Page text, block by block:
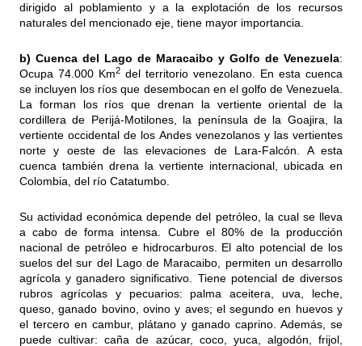
dirigido al poblamiento y a la explotación de los recursos
naturales del mencionado eje, tiene mayor importancia.
b) Cuenca del Lago de Maracaibo y Golfo de Venezuela:
Ocupa 74.000 Km2 del territorio venezolano. En esta cuenca
se incluyen los ríos que desembocan en el golfo de Venezuela.
La forman los ríos que drenan la vertiente oriental de la
cordillera de Perijá-Motilones, la península de la Goajira, la
vertiente occidental de los Andes venezolanos y las vertientes
norte y oeste de las elevaciones de Lara-Falcón. A esta
cuenca también drena la vertiente internacional, ubicada en
Colombia, del río Catatumbo.
Su actividad económica depende del petróleo, la cual se lleva
a cabo de forma intensa. Cubre el 80% de la producción
nacional de petróleo e hidrocarburos. El alto potencial de los
suelos del sur del Lago de Maracaibo, permiten un desarrollo
agrícola y ganadero significativo. Tiene potencial de diversos
rubros agrícolas y pecuarios: palma aceitera, uva, leche,
queso, ganado bovino, ovino y aves; el segundo en huevos y
el tercero en cambur, plátano y ganado caprino. Además, se
puede cultivar: caña de azúcar, coco, yuca, algodón, frijol,